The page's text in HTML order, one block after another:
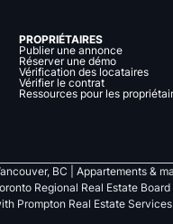
PROPRIÉTAIRES
Publier une annonce
Réserver une démo
Vérification des locataires
Vérifier le contrat
Ressources pour les
BC |
Appartements &
Regional Real Estate Board
Prompton Real Estate